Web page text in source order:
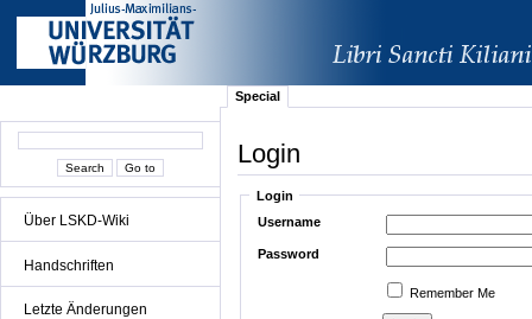
Über LSKD-Wiki
Handschriften
Letzte Änderungen
Special
Login
Login
Username
Password
Remember Me